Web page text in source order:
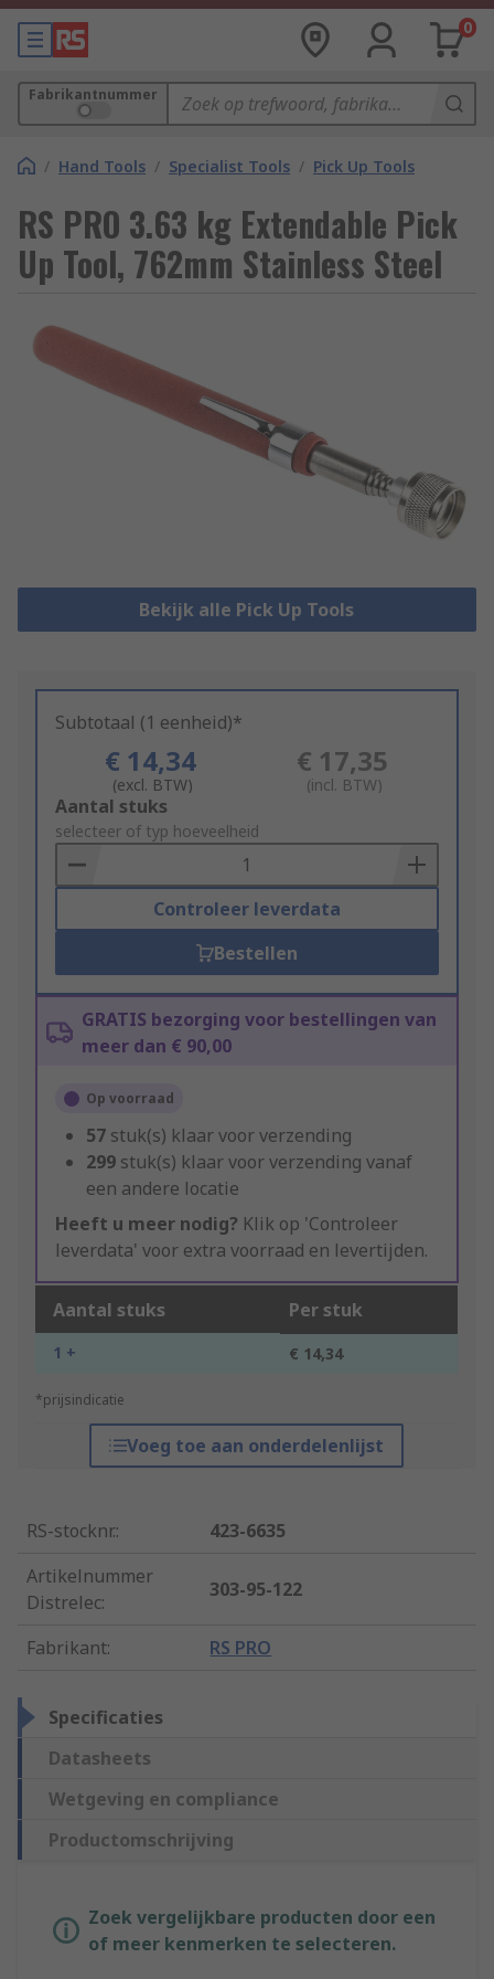
0
Fabrikantnummer
/ Hand Tools / Specialist Tools / Pick Up Tools
RS PRO 3.63 kg Extendable Pick
Up Tool, 762mm Stainless Steel
Bekijk alle Pick Up Tools
Subtotaal (1 eenheid)*
€ 14,34
(excl. BTW)
€ 17,35
(incl. BTW)
Add
to
Basket
Aantal stuks
selecteer of typ hoeveelheid
Controleer leverdata
Bestellen
GRATIS bezorging voor bestellingen van
meer dan € 90,00
Op voorraad
57 stuk(s) klaar voor verzending
299 stuk(s) klaar voor verzending vanaf
een andere locatie
Heeft u meer nodig? Klik op 'Controleer
leverdata' voor extra voorraad en levertijden.
Aantal stuks Per stuk
1 + € 14,34
*prijsindicatie
Voeg toe aan onderdelenlijst
RS-stocknr.:
423-6635
Artikelnummer
Distrelec:
303-95-122
Fabrikant: RS PRO
Specificaties
Datasheets
Wetgeving en compliance
Productomschrijving
Zoek vergelijkbare producten door een
of meer kenmerken te selecteren.